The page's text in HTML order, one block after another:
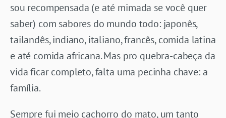
sou recompensada (e até mimada se você quer
saber) com sabores do mundo todo: japonês,
tailandês, indiano, italiano, francês, comida latina
e até comida africana. Mas pro quebra-cabeça da
vida ficar completo, falta uma pecinha chave: a
família.
Sempre fui meio cachorro do mato, um tanto